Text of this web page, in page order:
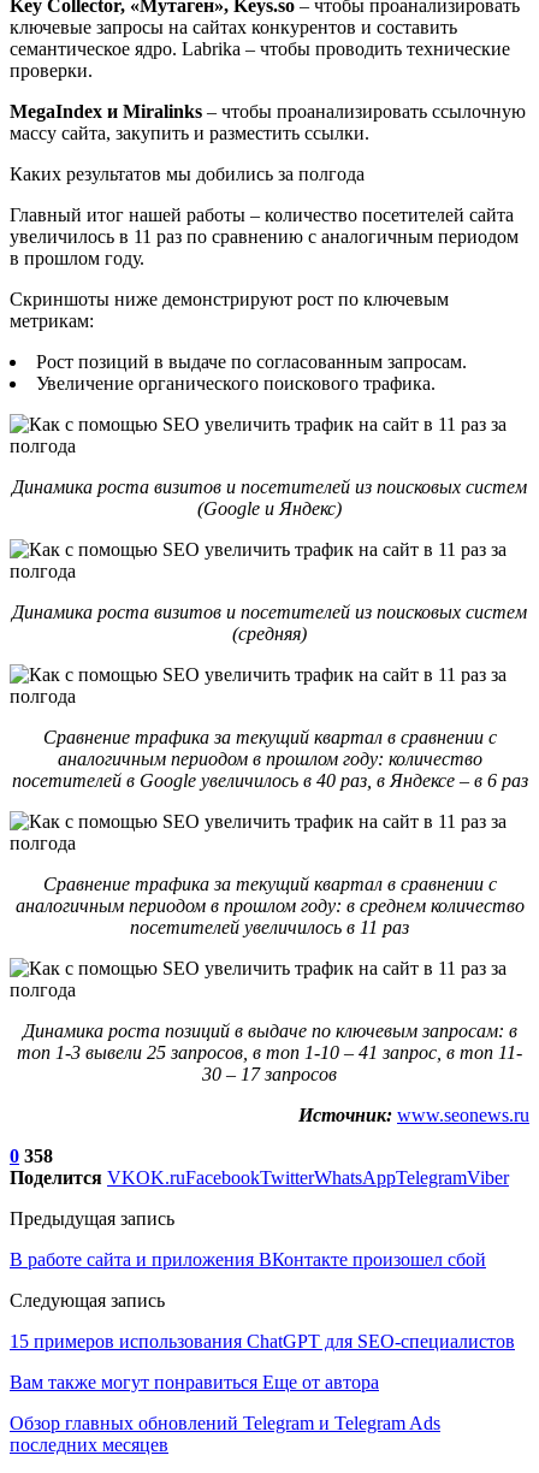
Key Collector, «Мутаген», Keys.so – чтобы проанализировать
ключевые запросы на сайтах конкурентов и составить
семантическое ядро. Labrika – чтобы проводить технические
проверки.
MegaIndex и Miralinks – чтобы проанализировать ссылочную
массу сайта, закупить и разместить ссылки.
Каких результатов мы добились за полгода
Главный итог нашей работы – количество посетителей сайта
увеличилось в 11 раз по сравнению с аналогичным периодом
в прошлом году.
Скриншоты ниже демонстрируют рост по ключевым
метрикам:
Рост позиций в выдаче по согласованным запросам.
Увеличение органического поискового трафика.
Динамика роста визитов и посетителей из поисковых систем
(Google и Яндекс)
Динамика роста визитов и посетителей из поисковых систем
(средняя)
Сравнение трафика за текущий квартал в сравнении с
аналогичным периодом в прошлом году: количество
посетителей в Google увеличилось в 40 раз, в Яндексе – в 6 раз
Сравнение трафика за текущий квартал в сравнении с
аналогичным периодом в прошлом году: в среднем количество
посетителей увеличилось в 11 раз
Динамика роста позиций в выдаче по ключевым запросам: в
топ 1-3 вывели 25 запросов, в топ 1-10 – 41 запрос, в топ 11-
30 – 17 запросов
Источник: www.seonews.ru
0 358
Поделится VKOK.ruFacebookTwitterWhatsAppTelegramViber
Предыдущая запись
В работе сайта и приложения ВКонтакте произошел сбой
Следующая запись
15 примеров использования ChatGPT для SEO-специалистов
Вам также могут понравиться Еще от автора
Обзор главных обновлений Telegram и Telegram Ads
последних месяцев